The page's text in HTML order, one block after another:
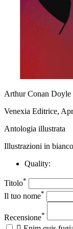
Arthur Conan
Venexia Editrice,
Antologia illustrata
Illustrazioni in
Quality:
Titolo*
Il tuo nome*
Recensione*